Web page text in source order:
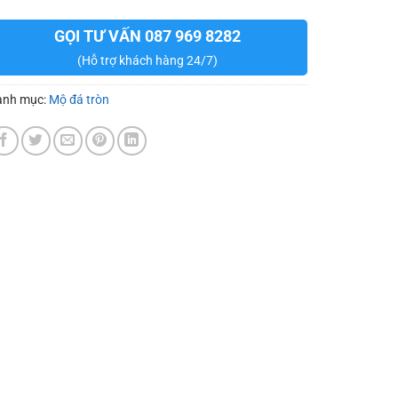
GỌI TƯ VẤN 087 969 8282
(Hỗ trợ khách hàng 24/7)
mục: Mộ đá tròn